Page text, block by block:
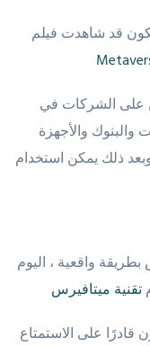
على الشركات في
والبنوك والأجهزة
ذلك يمكن استخدام
واقعية ، اليوم
قادرًا على الاستمتاع